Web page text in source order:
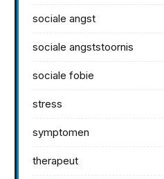
sociale angst
sociale angststoornis
sociale fobie
stress
symptomen
therapeut